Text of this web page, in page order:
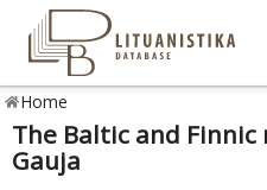
Home
The Baltic and
Gauja